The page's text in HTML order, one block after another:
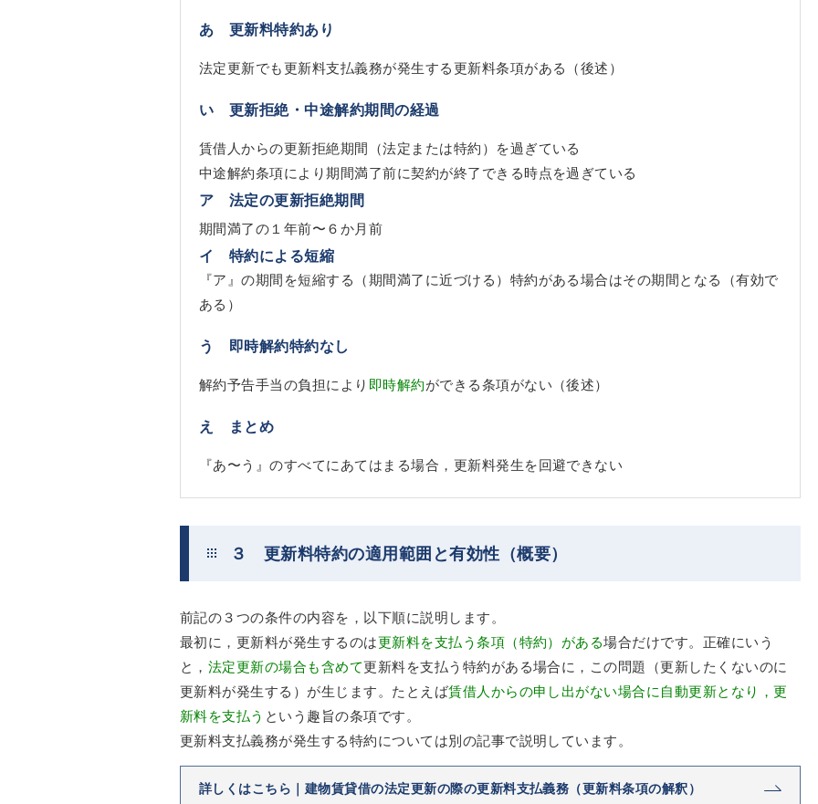
あ 更新料特約あり
法定更新でも更新料支払義務が発生する更新料条項がある（後述）
い 更新拒絶・中途解約期間の経過
賃借人からの更新拒絶期間（法定または特約）を過ぎている
中途解約条項により期間満了前に契約が終了できる時点を過ぎている
ア 法定の更新拒絶期間
期間満了の１年前〜６か月前
イ 特約による短縮
『ア』の期間を短縮する（期間満了に近づける）特約がある場合はその期間となる（有効で
ある）
う 即時解約特約なし
解約予告手当の負担により 即時解約ができる条項がない（後述）
え まとめ
『あ〜う』のすべてにあてはまる場合，更新料発生を回避できない
３ 更新料特約の適用範囲と有効性（概要）
前記の３つの条件の内容を，以下順に説明します。
最初に，更新料が発生するのは更新料を支払う条項（特約）がある場合だけです。正確にいう
と， 法定更新の場合も含めて更新料を支払う特約がある場合に，この問題（更新したくないのに
更新料が発生する）が生じます。たとえば賃借人からの申し出がない場合に自動更新となり，更
新料を支払う という趣旨の条項です。
更新料支払義務が発生する特約については別の記事で説明しています。
詳しくはこちら｜建物賃貸借の法定更新の際の更新料支払義務（更新料条項の解釈）